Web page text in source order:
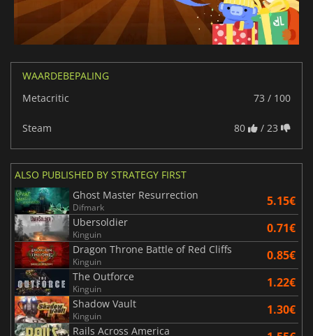
WAARDEBEPALING
Metacritic
73 / 100
Steam 80 / 23
ALSO PUBLISHED BY STRATEGY FIRST
Ghost Master Resurrection
Difmark 5.15€
Ubersoldier
Kinguin 0.71€
Dragon Throne Battle of Red Cliffs
Kinguin 0.85€
The Outforce
Kinguin 1.22€
Shadow Vault
Kinguin 1.30€
Rails Across America